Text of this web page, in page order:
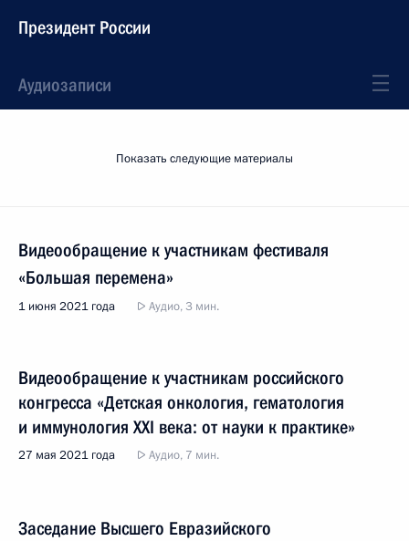
Президент России
Аудиозаписи
Показать следующие материалы
Видеообращение к участникам фестиваля
«Большая перемена»
1 июня 2021 года Аудио, 3 мин.
Видеообращение к участникам российского
конгресса «Детская онкология, гематология
и иммунология XXI века: от науки к практике»
27 мая 2021 года Аудио, 7 мин.
Заседание Высшего Евразийского